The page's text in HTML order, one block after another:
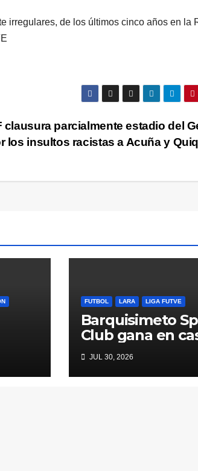
irregulares, de los últimos cinco años en la
clausura parcialmente estadio del
los insultos racistas a Acuña y
FUTBOL LARA LIGA FUTVE
Barquisimeto
Club gana en
el Deportivo Lara
pierde en la
carretera
JUL 30, 2026